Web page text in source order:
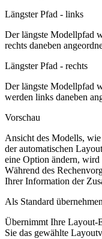
Längster Pfad - links
Der längste Modellpfad
rechts daneben
Längster Pfad - rechts
Der längste Modellpfad
werden links daneben
Vorschau
Ansicht des Modells,
der automatischen
eine Option ändern, wird
Während des
Ihrer Information der
Als Standard übernehmen
Übernimmt Ihre Layout-
Sie das gewählte